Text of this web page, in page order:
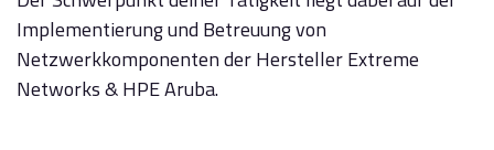
Implementierung und Betreuung von
Netzwerkkomponenten der Hersteller Extreme
Networks & HPE Aruba.